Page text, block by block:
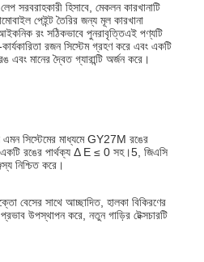
সরবরাহকারী হিসাবে, মেকলন কারখানাটি
পেইন্ট তৈরির জন্য মূল কারখানা
রং সঠিকভাবে পুনরাবৃত্তিএই পণ্যটি
রজন সিস্টেম গ্রহণ করে এবং একটি
এবং মানের দ্বৈত গ্যারান্টি অর্জন করে।
এমন সিস্টেমের মাধ্যমে GY27M রঙের
একটি রঙের পার্থক্য Δ E ≤ 0 সহ।5, জিএসি
নিশ্চিত করে।
বেসের সাথে আচ্ছাদিত, হালকা বিকিরণের
উপস্থাপন করে, নতুন গাড়ির টেক্সচারটি